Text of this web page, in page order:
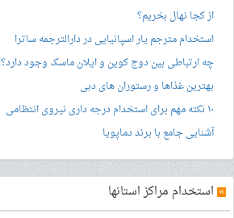
از کجا نهال بخریم؟
استخدام مترجم یار اسپانیایی در دارالترجمه ساترا
چه ارتباطی بین دوج کوین و ایلان ماسک وجود دارد؟
بهترین غذاها و رستوران های دبی
۱۰ نکته مهم برای استخدام درجه داری نیروی انتظامی
آشنایی جامع با برند دماپویا
» استخدام مراکز استانها